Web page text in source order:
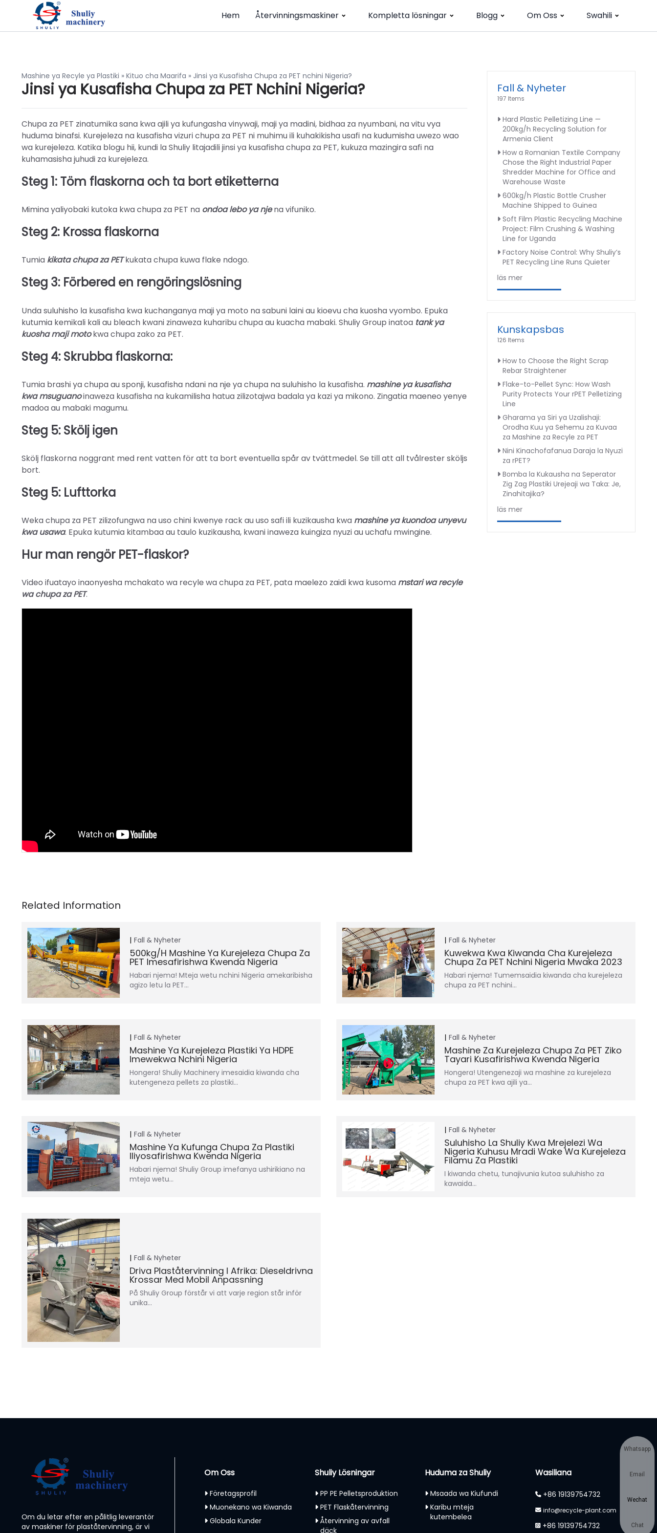
Hem Återvinningsmaskiner Kompletta lösningar Blogg Om Oss Swahili
Mashine ya Recyle ya Plastiki » Kituo cha Maarifa » Jinsi ya Kusafisha Chupa za PET nchini Nigeria?
Jinsi ya Kusafisha Chupa za PET Nchini Nigeria?
Chupa za PET zinatumika sana kwa ajili ya kufungasha vinywaji, maji ya madini, bidhaa za nyumbani, na vitu vya
huduma binafsi. Kurejeleza na kusafisha vizuri chupa za PET ni muhimu ili kuhakikisha usafi na kudumisha uwezo wao
wa kurejeleza. Katika blogu hii, kundi la Shuliy litajadili jinsi ya kusafisha chupa za PET, kukuza mazingira safi na
kuhamasisha juhudi za kurejeleza.
Steg 1: Töm flaskorna och ta bort etiketterna
Mimina yaliyobaki kutoka kwa chupa za PET na ondoa lebo ya njena vifuniko.
Steg 2: Krossa flaskorna
Tumia kikata chupa za PETkukata chupa kuwa flake ndogo.
Steg 3: Förbered en rengöringslösning
Unda suluhisho la kusafisha kwa kuchanganya maji ya moto na sabuni laini au kioevu cha kuosha vyombo. Epuka
kutumia kemikali kali au bleach kwani zinaweza kuharibu chupa au kuacha mabaki. Shuliy Group inatoa tank ya
kuosha maji motokwa chupa zako za PET.
Steg 4: Skrubba flaskorna:
Tumia brashi ya chupa au sponji, kusafisha ndani na nje ya chupa na suluhisho la kusafisha. mashine ya kusafisha
kwa msuguanoinaweza kusafisha na kukamilisha hatua zilizotajwa badala ya kazi ya mikono. Zingatia maeneo yenye
madoa au mabaki magumu.
Steg 5: Skölj igen
Skölj flaskorna noggrant med rent vatten för att ta bort eventuella spår av tvättmedel. Se till att all tvålrester sköljs
bort.
Steg 5: Lufttorka
Weka chupa za PET zilizofungwa na uso chini kwenye rack au uso safi ili kuzikausha kwa mashine ya kuondoa unyevu
kwa usawa. Epuka kutumia kitambaa au taulo kuzikausha, kwani inaweza kuingiza nyuzi au uchafu mwingine.
Hur man rengör PET-flaskor?
Video ifuatayo inaonyesha mchakato wa recyle wa chupa za PET, pata maelezo zaidi kwa kusoma mstari wa recyle
wa chupa za PET.
Fall & Nyheter
197 Items
Hard Plastic Pelletizing Line —
200kg/h Recycling Solution for
Armenia Client
How a Romanian Textile Company
Chose the Right Industrial Paper
Shredder Machine for Office and
Warehouse Waste
600kg/h Plastic Bottle Crusher
Machine Shipped to Guinea
Soft Film Plastic Recycling Machine
Project: Film Crushing & Washing
Line for Uganda
Factory Noise Control: Why Shuliy’s
PET Recycling Line Runs Quieter
läs mer
Kunskapsbas
126 Items
How to Choose the Right Scrap
Rebar Straightener
Flake-to-Pellet Sync: How Wash
Purity Protects Your rPET Pelletizing
Line
Gharama ya Siri ya Uzalishaji:
Orodha Kuu ya Sehemu za Kuvaa
za Mashine za Recyle za PET
Nini Kinachofafanua Daraja la Nyuzi
za rPET?
Bomba la Kukausha na Seperator
Zig Zag Plastiki Urejeaji wa Taka: Je,
Zinahitajika?
läs mer
Fall & Nyheter
500kg/h Mashine Ya Kurejeleza Chupa Za
PET Imesafirishwa Kwenda Nigeria
Habari njema! Mteja wetu nchini Nigeria amekaribisha
agizo letu la PET…
Fall & Nyheter
Kuwekwa Kwa Kiwanda Cha Kurejeleza
Chupa Za PET Nchini Nigeria Mwaka 2023
Habari njema! Tumemsaidia kiwanda cha kurejeleza
chupa za PET nchini…
Fall & Nyheter
Mashine Ya Kurejeleza Plastiki Ya HDPE
Imewekwa Nchini Nigeria
Hongera! Shuliy Machinery imesaidia kiwanda cha
kutengeneza pellets za plastiki…
Fall & Nyheter
Mashine Za Kurejeleza Chupa Za PET Ziko
Tayari Kusafirishwa Kwenda Nigeria
Hongera! Utengenezaji wa mashine za kurejeleza
chupa za PET kwa ajili ya…
Fall & Nyheter
Mashine Ya Kufunga Chupa Za Plastiki
Iliyosafirishwa Kwenda Nigeria
Habari njema! Shuliy Group imefanya ushirikiano na
mteja wetu…
Fall & Nyheter
Suluhisho La Shuliy Kwa Mrejelezi Wa
Nigeria Kuhusu Mradi Wake Wa Kurejeleza
Filamu Za Plastiki
I kiwanda chetu, tunajivunia kutoa suluhisho za
kawaida…
Fall & Nyheter
Driva Plaståtervinning I Afrika: Dieseldrivna
Krossar Med Mobil Anpassning
På Shuliy Group förstår vi att varje region står inför
unika…
Om du letar efter en pålitlig leverantör
av maskiner för plaståtervinning, är vi
Om Oss
Företagsprofil
Muonekano wa Kiwanda
Globala Kunder
Shuliy Lösningar
PP PE Pelletsproduktion
PET Flaskåtervinning
Återvinning av avfall
däck
Huduma za Shuliy
Msaada wa Kiufundi
Karibu mteja
kutembelea
Wasiliana
+86 19139754732
info@recycle-plant.com
+86 19139754732
Whatsapp
Email
Wechat
Chat